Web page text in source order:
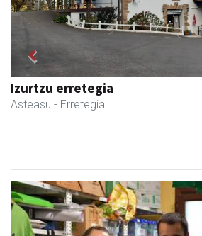
Kulunka aeroyoga zentroa
Andoain - Aeroyoga
Previous